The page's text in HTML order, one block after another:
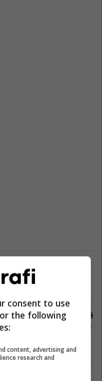
23/06/2021
golin më të shpejtë
i dyti më i shpejtë në
23/06/2021
consent to use
the following
content, advertising and
research and